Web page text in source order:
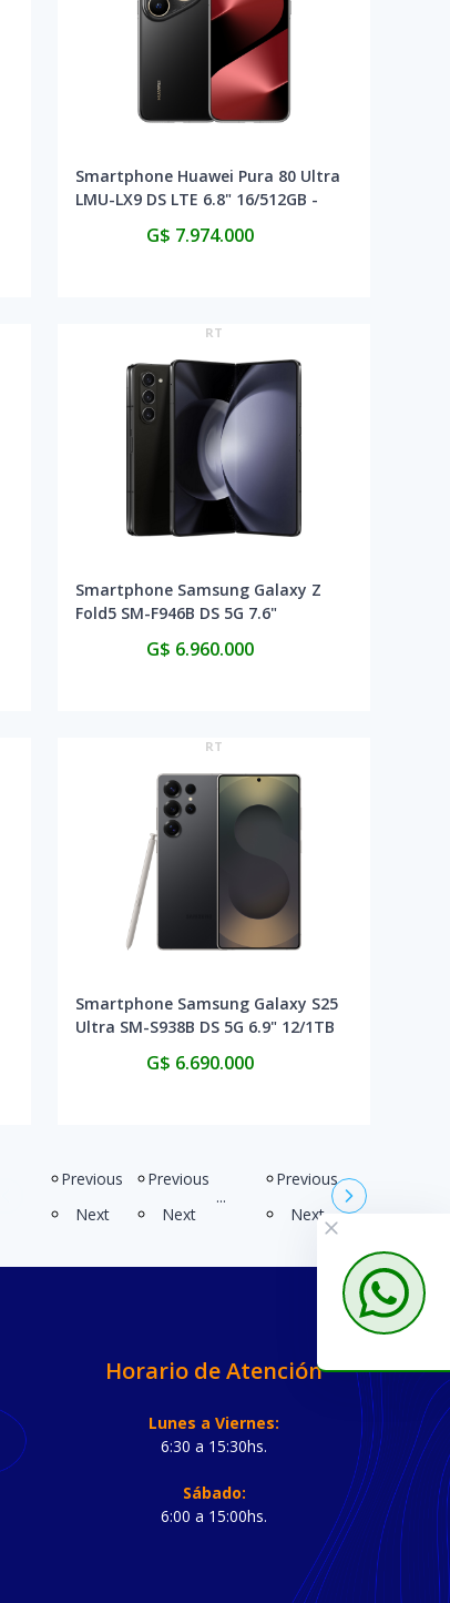
Smartphone Huawei Pura 80 Ultra
LMU-LX9 DS LTE 6.8" 16/512GB -
G$ 7.974.000
RT
Smartphone Samsung Galaxy Z
Fold5 SM-F946B DS 5G 7.6"
(Homologado)G$ 6.960.000
RT
Smartphone Samsung Galaxy S25
Ultra SM-S938B DS 5G 6.9" 12/1TB
G$ 6.690.000
Previous
Next
Previous
Next
...
Previous
Next
Horario de Atención
Lunes a Viernes:
6:30 a 15:30hs.
Sábado:
6:00 a 15:00hs.